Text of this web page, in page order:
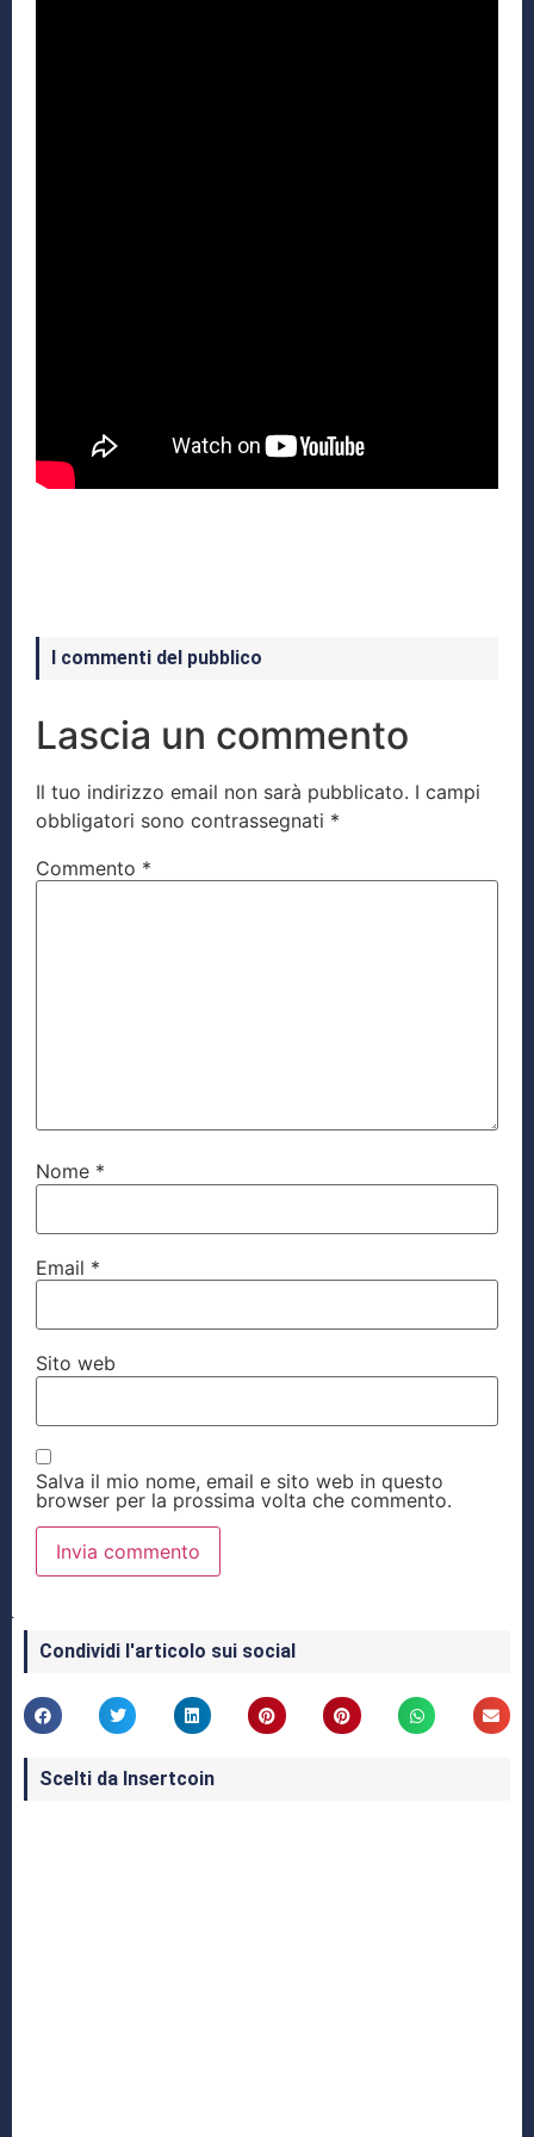
I commenti del pubblico
Lascia un commento
Il tuo indirizzo email non sarà pubblicato. I campi
obbligatori sono contrassegnati *
Commento *
Nome *
Email *
Sito web
Salva il mio nome, email e sito web in questo
browser per la prossima volta che commento.
Condividi l'articolo sui social
Scelti da Insertcoin